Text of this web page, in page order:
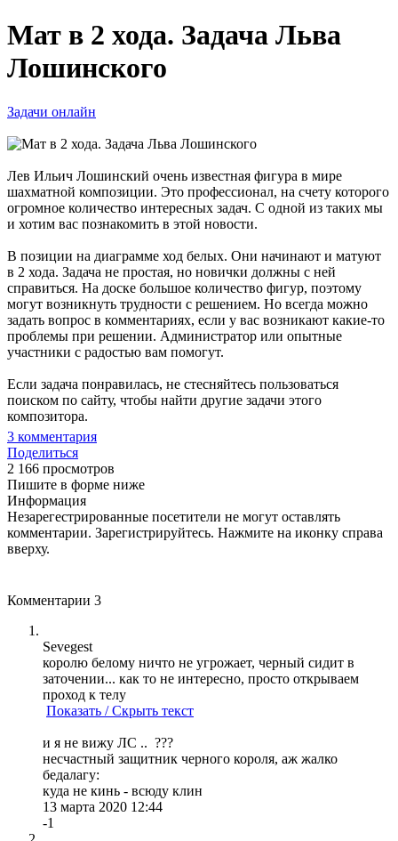
Мат в 2 хода. Задача Льва
Лошинского
Задачи онлайн
Лев Ильич Лошинский очень известная фигура в мире
шахматной композиции. Это профессионал, на счету которого
огромное количество интересных задач. С одной из таких мы
и хотим вас познакомить в этой новости.
В позиции на диаграмме ход белых. Они начинают и матуют
в 2 хода. Задача не простая, но новички должны с ней
справиться. На доске большое количество фигур, поэтому
могут возникнуть трудности с решением. Но всегда можно
задать вопрос в комментариях, если у вас возникают какие-то
проблемы при решении. Администратор или опытные
участники с радостью вам помогут.
Если задача понравилась, не стесняйтесь пользоваться
поиском по сайту, чтобы найти другие задачи этого
композитора.
3 комментария
Поделиться
2 166 просмотров
Пишите в форме ниже
Информация
Незарегестрированные посетители не могут оставлять
комментарии. Зарегистрируйтесь. Нажмите на иконку справа
вверху.
Комментарии 3
Sevegest
королю белому ничто не угрожает, черный сидит в
заточении... как то не интересно, просто открываем
проход к телу
Показать / Скрыть текст
и я не вижу ЛС .. ???
несчастный защитник черного короля, аж жалко
бедалагу:
куда не кинь - всюду клин
13 марта 2020 12:44
-1